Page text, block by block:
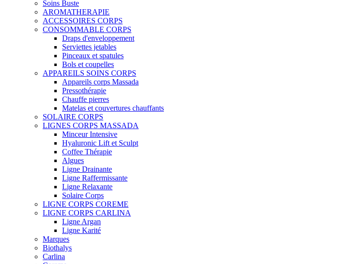
Soins Buste
AROMATHERAPIE
ACCESSOIRES CORPS
CONSOMMABLE CORPS
Draps d'enveloppement
Serviettes jetables
Pinceaux et spatules
Bols et coupelles
APPAREILS SOINS CORPS
Appareils corps Massada
Pressothérapie
Chauffe pierres
Matelas et couvertures chauffants
SOLAIRE CORPS
LIGNES CORPS MASSADA
Minceur Intensive
Hyaluronic Lift et Sculpt
Coffee Thérapie
Algues
Ligne Drainante
Ligne Raffermissante
Ligne Relaxante
Solaire Corps
LIGNE CORPS COREME
LIGNE CORPS CARLINA
Ligne Argan
Ligne Karité
Marques
Biothalys
Carlina